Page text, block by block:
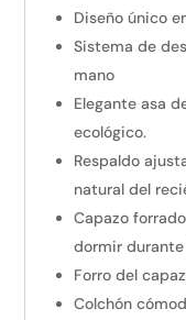
Diseño único
Sistema de
mano
Elegante asa
ecológico.
Respaldo
natural del
Capazo
dormir durante
Forro del
Colchón